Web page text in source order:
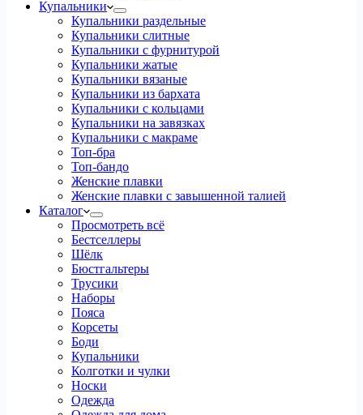
Купальники
Купальники раздельные
Купальники слитные
Купальники с фурнитурой
Купальники жатые
Купальники вязаные
Купальники из бархата
Купальники с кольцами
Купальники на завязках
Купальники с макраме
Топ-бра
Топ-бандо
Женские плавки
Женские плавки с завышенной талией
Каталог
Просмотреть всё
Бестселлеры
Шёлк
Бюстгальтеры
Трусики
Наборы
Пояса
Корсеты
Боди
Купальники
Колготки и чулки
Носки
Одежда